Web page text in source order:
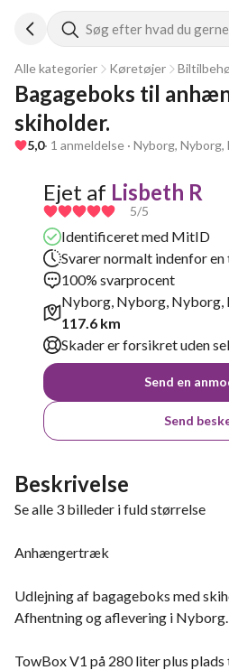
Søg efter hvad du
Alle kategorier Køretøjer
Bagageboks til
skiholder.
5,0
Ejet af Lisbeth R
5/5
Identificeret med MitID
Svarer normalt indenfor en
100% svarprocent
Nyborg, Nyborg, Nyborg,
117.6 km
Skader er forsikret uden
Send en
Send
Beskrivelse
Se alle 3 billeder i fuld størrelse
Anhængertræk
Udlejning af bagageboks med
Afhentning og aflevering i Nyborg.
TowBox V1 på 280 liter plus plads